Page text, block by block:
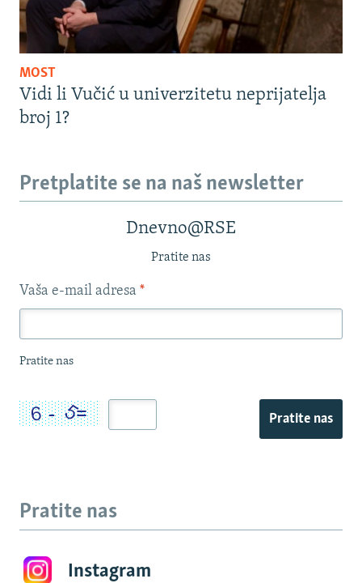
MOST
Vidi li Vučić u univerzitetu neprijatelja
broj 1?
Pretplatite se na naš newsletter
Dnevno@RSE
Pratite nas
Vaša e-mail adresa *
Pratite nas
Pratite nas
Pratite nas
Instagram